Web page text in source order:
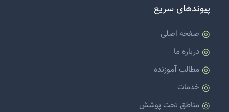
پیوندهای سریع
صفحه اصلی
درباره ما
مطالب آموزنده
خدمات
مناطق تحت پوشش